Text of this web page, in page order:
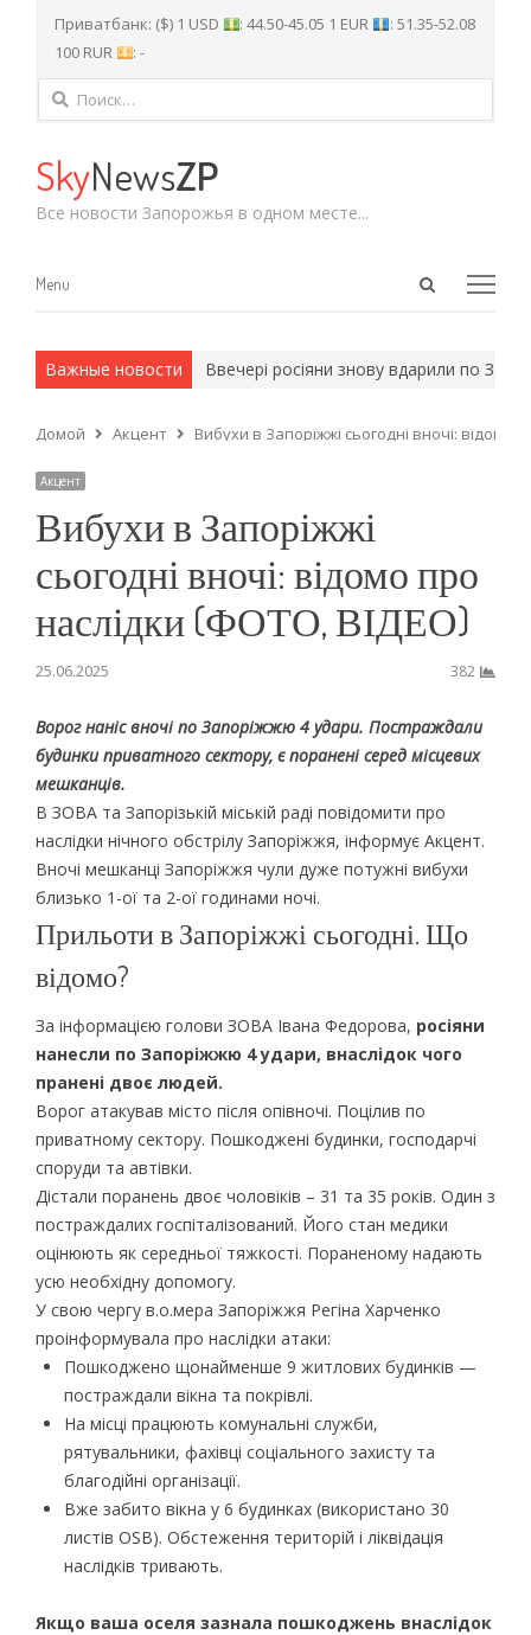
Приватбанк: ($) 1 USD : 44.50-45.05 1 EUR
: 51.35-52.08
100 RUR
: -
Найти:
SkyNewsZP
Все новости Запорожья в одном месте...
Open
Menu
Menu
Важные новости
армейские методы. Ввечері росіяни знову вдарили по
Домой Акцент Вибухи в Запоріжжі сьогодні вночі: відомо
Акцент
Вибухи в Запоріжжі
сьогодні вночі: відомо про
наслідки (ФОТО, ВІДЕО)
25.06.2025 382
Ворог наніс вночі по Запоріжжю 4 удари. Постраждали
будинки приватного сектору, є поранені серед місцевих
мешканців.
В ЗОВА та Запорізькій міській раді повідомити про
наслідки нічного обстрілу Запоріжжя, інформує Акцент.
Вночі мешканці Запоріжжя чули дуже потужні вибухи
близько 1-ої та 2-ої годинами ночі.
Прильоти в Запоріжжі сьогодні. Що
відомо?
За інформацією голови ЗОВА Івана Федорова, росіяни
нанесли по Запоріжжю 4 удари, внаслідок чого
пранені двоє людей.
Ворог атакував місто після опівночі. Поцілив по
приватному сектору. Пошкоджені будинки, господарчі
споруди та автівки.
Дістали поранень двоє чоловіків – 31 та 35 років. Один з
постраждалих госпіталізований. Його стан медики
оцінюють як середньої тяжкості. Пораненому надають
усю необхідну допомогу.
У свою чергу в.о.мера Запоріжжя Регіна Харченко
проінформувала про наслідки атаки:
Пошкоджено щонайменше 9 житлових будинків —
постраждали вікна та покрівлі.
На місці працюють комунальні служби,
рятувальники, фахівці соціального захисту та
благодійні організації.
Вже забито вікна у 6 будинках (використано 30
листів OSB). Обстеження територій і ліквідація
наслідків тривають.
Якщо ваша оселя зазнала пошкоджень внаслідок